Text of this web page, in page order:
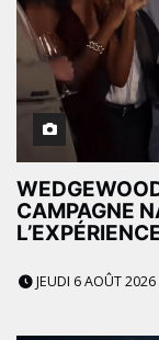
CAMPAGNE
JEUDI 6 AOÛT 2026